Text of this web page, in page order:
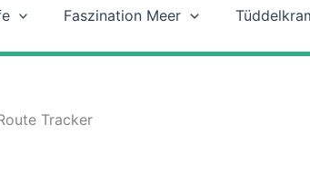
Faszination Meer
Tracker